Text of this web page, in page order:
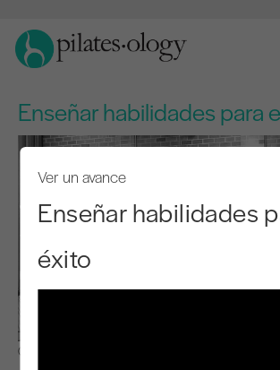
Enseñar habilidades para
Ver un avance
Enseñar habilidades
éxito
Observar y aprender